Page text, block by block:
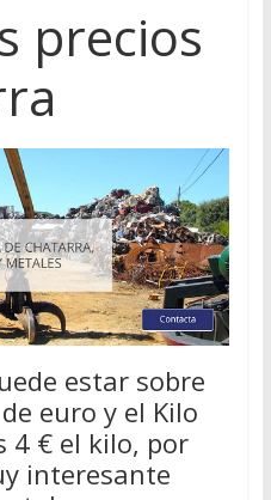
precios
estar sobre
euro y el Kilo
4 € el kilo, por
interesante